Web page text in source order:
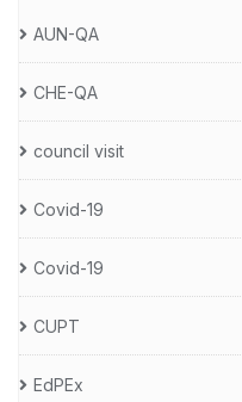
AUN-QA
CHE-QA
council visit
Covid-19
Covid-19
CUPT
EdPEx